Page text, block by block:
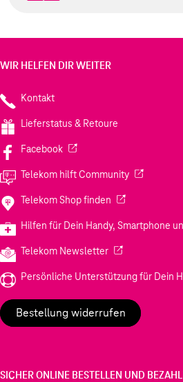
WIR HELFEN DIR WEITER
Kontakt
Lieferstatus & Retoure
Facebook(Wird in einem neuen Tab
Telekom hilft Community(Wird in
Telekom Shop finden (Wird in einem
Hilfen für Dein Handy, Smartphone
Telekom Newsletter(Wird in einem
Persönliche Unterstützung für Dein
Bestellung widerrufen
SICHER ONLINE BESTELLEN UND